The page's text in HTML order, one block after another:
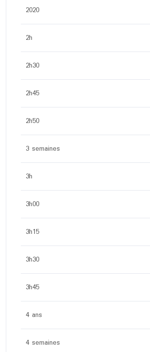
2020
2h
2h30
2h45
2h50
3 semaines
3h
3h00
3h15
3h30
3h45
4 ans
4 semaines